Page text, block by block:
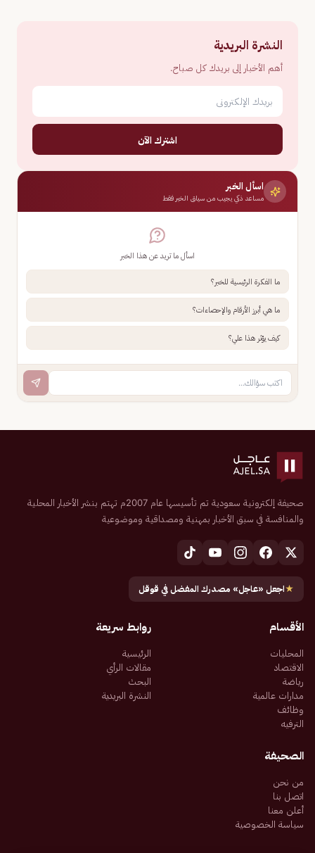
النشرة البريدية
أهم الأخبار إلى بريدك كل صباح.
اشترك الآن
اسأل الخبر
مساعد ذكي يجيب من سياق الخبر فقط
اسأل ما تريد عن هذا الخبر
ما الفكرة الرئيسية للخبر؟
ما هي أبرز الأرقام والإحصاءات؟
كيف يؤثر هذا علي؟
صحيفة إلكترونية سعودية تم تأسيسها عام 2007م تهتم بنشر الأخبار المحلية
والمنافسة في سبق الأخبار بمهنية ومصداقية وموضوعية
★اجعل «عاجل» مصدرك المفضل في قوقل
الأقسام
المحليات
الاقتصاد
رياضة
مدارات عالمية
وظائف
الترفيه
روابط سريعة
الرئيسية
مقالات الرأي
البحث
النشرة البريدية
الصحيفة
من نحن
اتصل بنا
أعلن معنا
سياسة الخصوصية